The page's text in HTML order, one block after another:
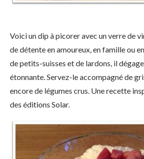
Voici un dip à picorer avec un verre de
de détente en amoureux, en famille ou
de petits-suisses et de lardons, il
étonnante. Servez-le accompagné de
encore de légumes crus. Une recette
des éditions Solar.